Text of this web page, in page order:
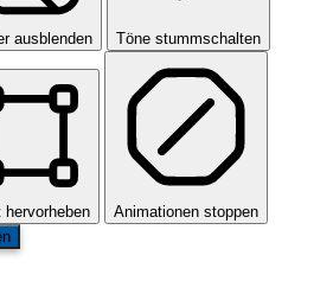
ausblenden Töne stummschalten
hervorheben
Animationen stoppen